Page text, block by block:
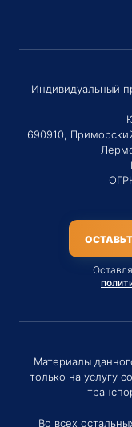
Индивидуальный
690910,
Материалы
только на услугу
Во всех